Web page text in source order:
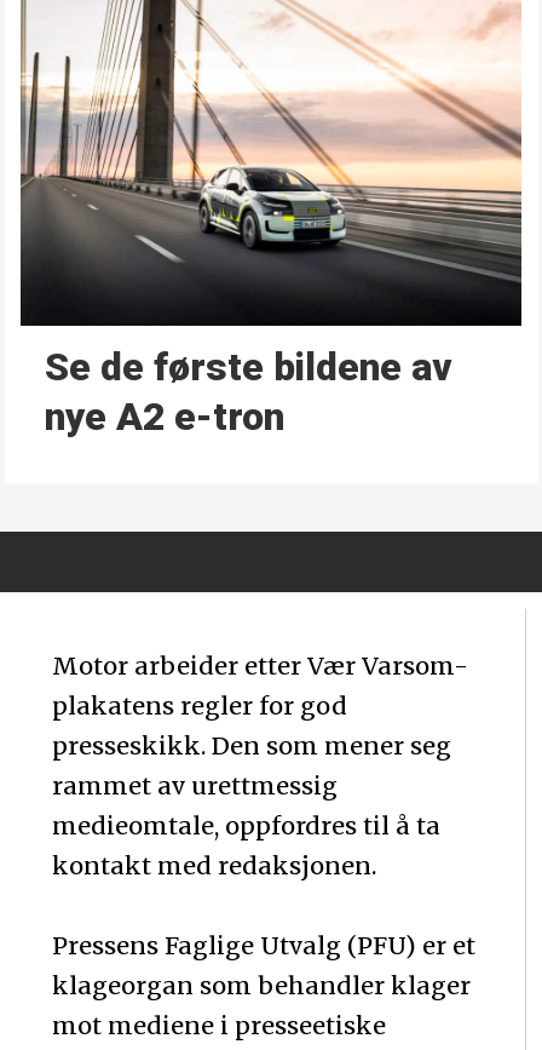
Se de første bildene av
nye A2 e-tron
Motor arbeider etter Vær Varsom-
plakatens regler for god
presseskikk. Den som mener seg
rammet av urettmessig
medieomtale, oppfordres til å ta
kontakt med redaksjonen.
Pressens Faglige Utvalg (PFU) er et
klageorgan som behandler klager
mot mediene i presseetiske